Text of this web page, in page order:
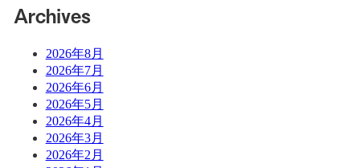
Archives
2026年8月
2026年7月
2026年6月
2026年5月
2026年4月
2026年3月
2026年2月